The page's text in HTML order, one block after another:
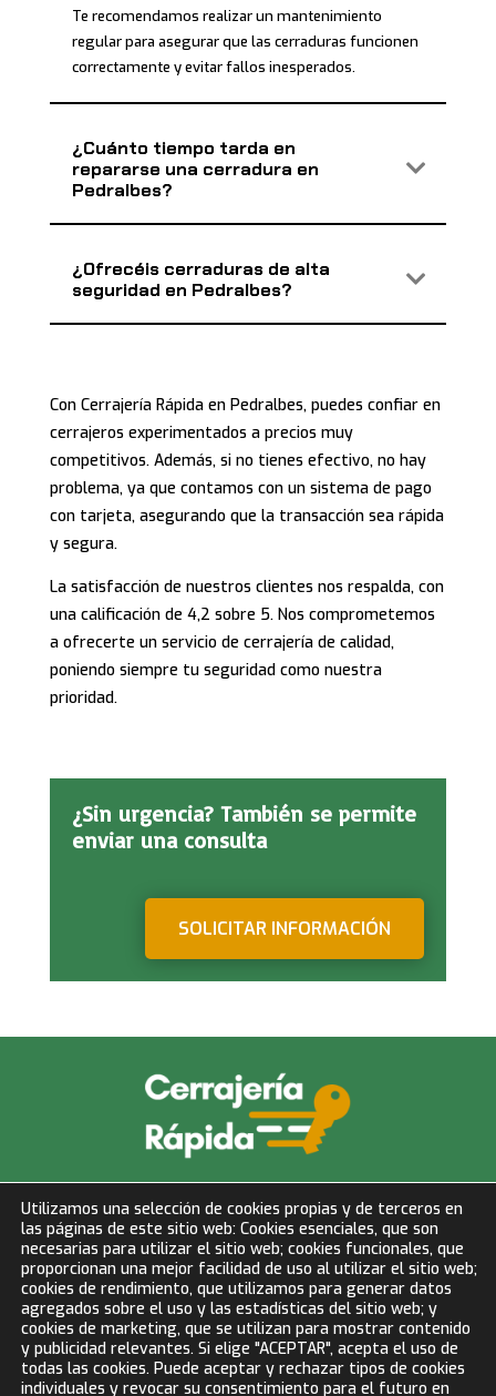
Te recomendamos realizar un mantenimiento
regular para asegurar que las cerraduras funcionen
correctamente y evitar fallos inesperados.
¿Cuánto tiempo tarda en
repararse una cerradura en
Pedralbes?
¿Ofrecéis cerraduras de alta
seguridad en Pedralbes?
Con Cerrajería Rápida en Pedralbes, puedes confiar en
cerrajeros experimentados a precios muy
competitivos. Además, si no tienes efectivo, no hay
problema, ya que contamos con un sistema de pago
con tarjeta, asegurando que la transacción sea rápida
y segura.
La satisfacción de nuestros clientes nos respalda, con
una calificación de 4,2 sobre 5. Nos comprometemos
a ofrecerte un servicio de cerrajería de calidad,
poniendo siempre tu seguridad como nuestra
prioridad.
¿Sin urgencia? También se permite
enviar una consulta
SOLICITAR INFORMACIÓN
info@cerrajeriarapida.net
677 153 750
LLAMAR AHORA
BLOG
Utilizamos una selección de cookies propias y de terceros en
las páginas de este sitio web: Cookies esenciales, que son
necesarias para utilizar el sitio web; cookies funcionales, que
proporcionan una mejor facilidad de uso al utilizar el sitio web;
cookies de rendimiento, que utilizamos para generar datos
agregados sobre el uso y las estadísticas del sitio web; y
cookies de marketing, que se utilizan para mostrar contenido
y publicidad relevantes. Si elige "ACEPTAR", acepta el uso de
todas las cookies. Puede aceptar y rechazar tipos de cookies
individuales y revocar su consentimiento para el futuro en